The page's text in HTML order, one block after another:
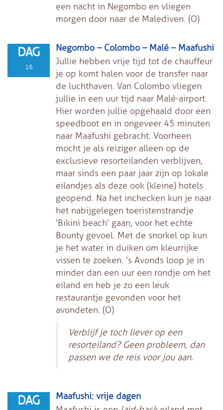
een nacht in Negombo en vliegen
morgen door naar de Malediven. (O)
DAG
16
Negombo – Colombo – Malé – Maafushi
Jullie hebben vrije tijd tot de chauffeur
je op komt halen voor de transfer naar
de luchthaven. Van Colombo vliegen
jullie in een uur tijd naar Malé-airport.
Hier worden jullie opgehaald door een
speedboot en in ongeveer 45 minuten
naar Maafushi gebracht. Voorheen
mocht je als reiziger alleen op de
exclusieve resorteilanden verblijven,
maar sinds een paar jaar zijn op lokale
eilandjes als deze ook (kleine) hotels
geopend. Na het inchecken kun je naar
het nabijgelegen toeristenstrandje
‘Bikini beach’ gaan, voor het echte
Bounty gevoel. Met de snorkel op kun
je het water in duiken om kleurrijke
vissen te zoeken. ’s Avonds loop je in
minder dan een uur een rondje om het
eiland en heb je zo een leuk
restaurantje gevonden voor het
avondeten. (O)
Verblijf je toch liever op een
resorteiland? Geen probleem, dan
passen we de reis voor jou aan.
DAG
Maafushi: vrije dagen